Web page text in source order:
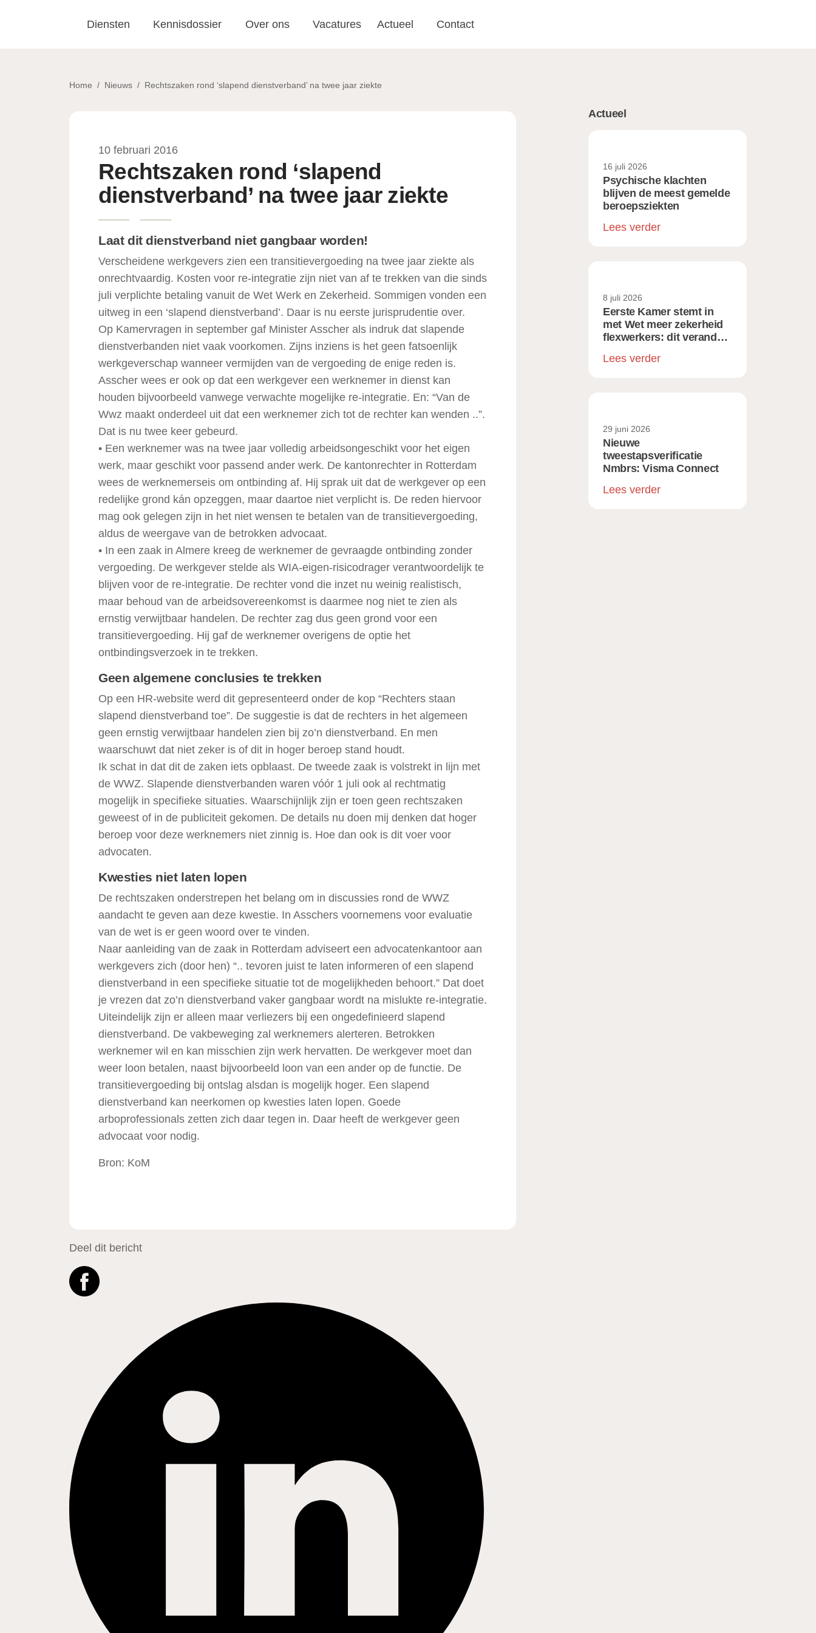
Diensten
Kennisdossier Over ons Vacatures Actueel Contact
Home / Nieuws / Rechtszaken rond ‘slapend dienstverband’ na twee jaar ziekte
10 februari 2016
Rechtszaken rond ‘slapend
dienstverband’ na twee jaar ziekte
Laat dit dienstverband niet gangbaar worden!
Verscheidene werkgevers zien een transitievergoeding na twee jaar ziekte als
onrechtvaardig. Kosten voor re-integratie zijn niet van af te trekken van die sinds
juli verplichte betaling vanuit de Wet Werk en Zekerheid. Sommigen vonden een
uitweg in een ‘slapend dienstverband’. Daar is nu eerste jurisprudentie over.
Op Kamervragen in september gaf Minister Asscher als indruk dat slapende
dienstverbanden niet vaak voorkomen. Zijns inziens is het geen fatsoenlijk
werkgeverschap wanneer vermijden van de vergoeding de enige reden is.
Asscher wees er ook op dat een werkgever een werknemer in dienst kan
houden bijvoorbeeld vanwege verwachte mogelijke re-integratie. En: “Van de
Wwz maakt onderdeel uit dat een werknemer zich tot de rechter kan wenden ..”.
Dat is nu twee keer gebeurd.
• Een werknemer was na twee jaar volledig arbeidsongeschikt voor het eigen
werk, maar geschikt voor passend ander werk. De kantonrechter in Rotterdam
wees de werknemerseis om ontbinding af. Hij sprak uit dat de werkgever op een
redelijke grond kán opzeggen, maar daartoe niet verplicht is. De reden hiervoor
mag ook gelegen zijn in het niet wensen te betalen van de transitievergoeding,
aldus de weergave van de betrokken advocaat.
• In een zaak in Almere kreeg de werknemer de gevraagde ontbinding zonder
vergoeding. De werkgever stelde als WIA-eigen-risicodrager verantwoordelijk te
blijven voor de re-integratie. De rechter vond die inzet nu weinig realistisch,
maar behoud van de arbeidsovereenkomst is daarmee nog niet te zien als
ernstig verwijtbaar handelen. De rechter zag dus geen grond voor een
transitievergoeding. Hij gaf de werknemer overigens de optie het
ontbindingsverzoek in te trekken.
Geen algemene conclusies te trekken
Op een HR-website werd dit gepresenteerd onder de kop “Rechters staan
slapend dienstverband toe”. De suggestie is dat de rechters in het algemeen
geen ernstig verwijtbaar handelen zien bij zo’n dienstverband. En men
waarschuwt dat niet zeker is of dit in hoger beroep stand houdt.
Ik schat in dat dit de zaken iets opblaast. De tweede zaak is volstrekt in lijn met
de WWZ. Slapende dienstverbanden waren vóór 1 juli ook al rechtmatig
mogelijk in specifieke situaties. Waarschijnlijk zijn er toen geen rechtszaken
geweest of in de publiciteit gekomen. De details nu doen mij denken dat hoger
beroep voor deze werknemers niet zinnig is. Hoe dan ook is dit voer voor
advocaten.
Kwesties niet laten lopen
De rechtszaken onderstrepen het belang om in discussies rond de WWZ
aandacht te geven aan deze kwestie. In Asschers voornemens voor evaluatie
van de wet is er geen woord over te vinden.
Naar aanleiding van de zaak in Rotterdam adviseert een advocatenkantoor aan
werkgevers zich (door hen) “.. tevoren juist te laten informeren of een slapend
dienstverband in een specifieke situatie tot de mogelijkheden behoort.” Dat doet
je vrezen dat zo’n dienstverband vaker gangbaar wordt na mislukte re-integratie.
Uiteindelijk zijn er alleen maar verliezers bij een ongedefinieerd slapend
dienstverband. De vakbeweging zal werknemers alerteren. Betrokken
werknemer wil en kan misschien zijn werk hervatten. De werkgever moet dan
weer loon betalen, naast bijvoorbeeld loon van een ander op de functie. De
transitievergoeding bij ontslag alsdan is mogelijk hoger. Een slapend
dienstverband kan neerkomen op kwesties laten lopen. Goede
arboprofessionals zetten zich daar tegen in. Daar heeft de werkgever geen
advocaat voor nodig.
Bron: KoM
Actueel
16 juli 2026
Psychische klachten
blijven de meest gemelde
beroepsziekten
Lees verder
8 juli 2026
Eerste Kamer stemt in
met Wet meer zekerheid
flexwerkers: dit verandert
Lees verder
29 juni 2026
Nieuwe
tweestapsverificatie
Nmbrs: Visma Connect
Lees verder
Deel dit bericht